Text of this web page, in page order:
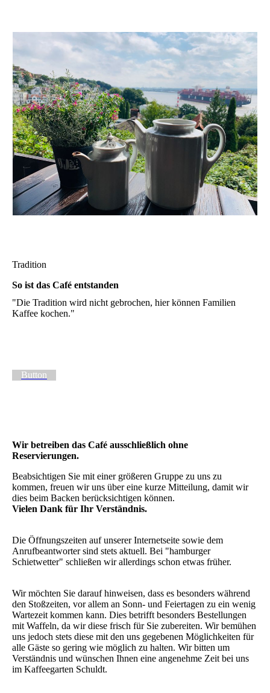
Tradition
So ist das Café entstanden
"Die Tradition wird nicht gebrochen, hier können Familien
Kaffee kochen."
Button
Wir betreiben das Café ausschließlich ohne
Reservierungen.
Beabsichtigen Sie mit einer größeren Gruppe zu uns zu
kommen, freuen wir uns über eine kurze Mitteilung, damit wir
dies beim Backen berücksichtigen können.
Vielen Dank für Ihr Verständnis.
Die Öffnungszeiten auf unserer Internetseite sowie dem
Anrufbeantworter sind stets aktuell. Bei "hamburger
Schietwetter" schließen wir allerdings schon etwas früher.
Wir möchten Sie darauf hinweisen, dass es besonders während
den Stoßzeiten, vor allem an Sonn- und Feiertagen zu ein wenig
Wartezeit kommen kann. Dies betrifft besonders Bestellungen
mit Waffeln, da wir diese frisch für Sie zubereiten. Wir bemühen
uns jedoch stets diese mit den uns gegebenen Möglichkeiten für
alle Gäste so gering wie möglich zu halten. Wir bitten um
Verständnis und wünschen Ihnen eine angenehme Zeit bei uns
im Kaffeegarten Schuldt.